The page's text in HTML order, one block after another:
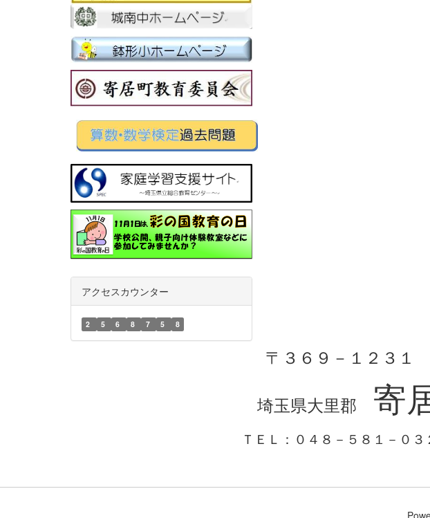
アクセスカウンター
2 5 6 8 7 5 8
〒３６９－１２３１
埼玉県大里郡 寄
ＴＥＬ：０４８－５８１－